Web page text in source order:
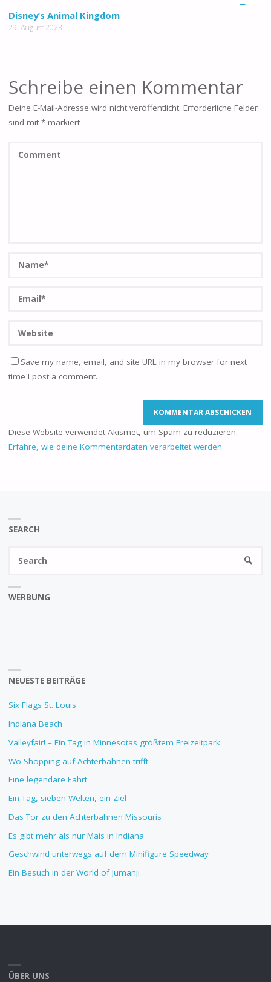
Disney’s Animal Kingdom
29. August 2023
Schreibe einen Kommentar
Deine E-Mail-Adresse wird nicht veröffentlicht. Erforderliche Felder
sind mit *markiert
Save my name, email, and site URL in my browser for next
time I post a comment.
Diese Website verwendet Akismet, um Spam zu reduzieren.
Erfahre, wie deine Kommentardaten verarbeitet werden.
SEARCH
WERBUNG
NEUESTE BEITRÄGE
Six Flags St. Louis
Indiana Beach
Valleyfair! – Ein Tag in Minnesotas größtem Freizeitpark
Wo Shopping auf Achterbahnen trifft
Eine legendäre Fahrt
Ein Tag, sieben Welten, ein Ziel
Das Tor zu den Achterbahnen Missouris
Es gibt mehr als nur Mais in Indiana
Geschwind unterwegs auf dem Minifigure Speedway
Ein Besuch in der World of Jumanji
ÜBER UNS